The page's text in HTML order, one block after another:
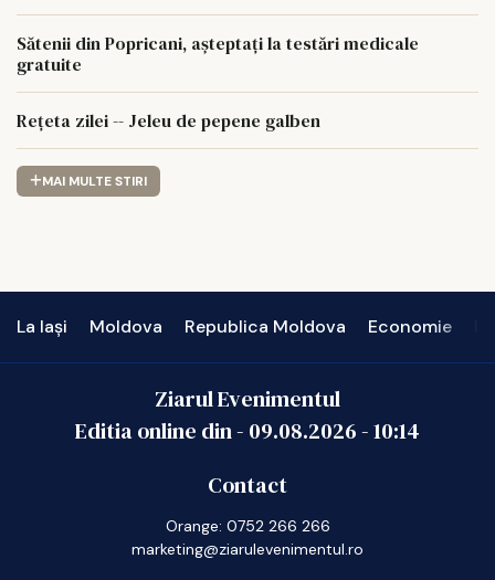
Sătenii din Popricani, așteptați la testări medicale
gratuite
Rețeta zilei -- Jeleu de pepene galben
MAI MULTE STIRI
La Iași Moldova Republica Moldova Economie
Ziarul Evenimentul
Editia online din - 09.08.2026-10:14
Contact
Orange: 0752 266 266
marketing@ziarulevenimentul.ro